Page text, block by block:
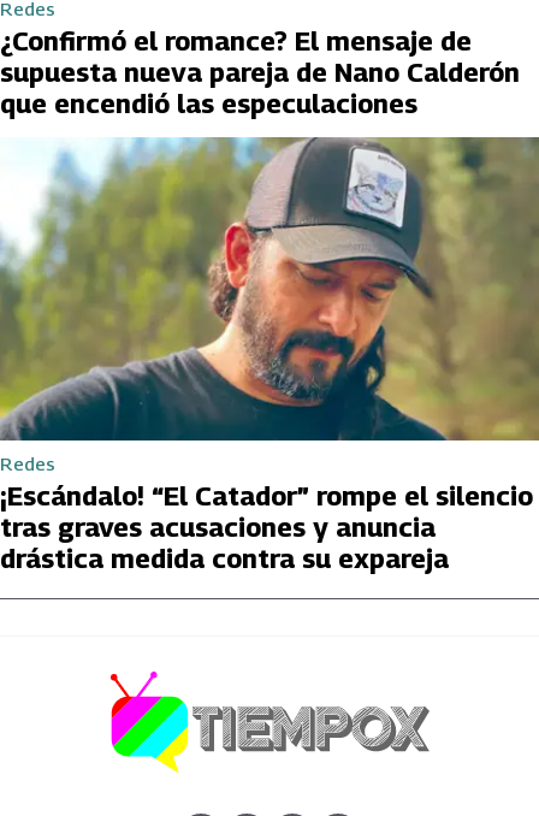
Redes
¿Confirmó el romance? El mensaje de
supuesta nueva pareja de Nano Calderón
que encendió las especulaciones
Redes
¡Escándalo! “El Catador” rompe el silencio
tras graves acusaciones y anuncia
drástica medida contra su expareja